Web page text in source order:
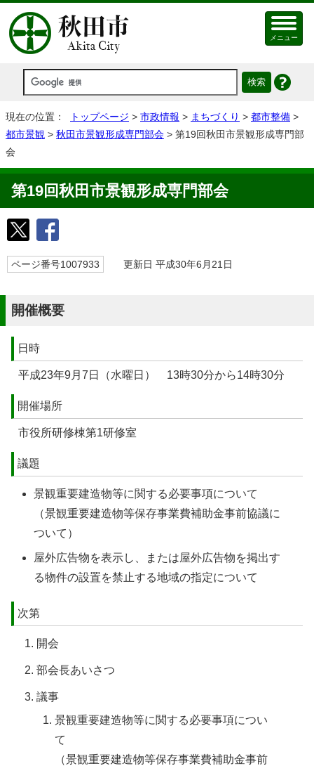
メニュー
現在の位置： トップページ > 市政情報 > まちづくり > 都市整備 >
都市景観 > 秋田市景観形成専門部会 > 第19回秋田市景観形成専門部
会
第19回秋田市景観形成専門部会
ページ番号1007933 更新日 平成30年6月21日
開催概要
日時
平成23年9月7日（水曜日） 13時30分から14時30分
開催場所
市役所研修棟第1研修室
議題
景観重要建造物等に関する必要事項について
（景観重要建造物等保存事業費補助金事前協議に
ついて）
屋外広告物を表示し、または屋外広告物を掲出す
る物件の設置を禁止する地域の指定について
次第
開会
部会長あいさつ
議事
景観重要建造物等に関する必要事項につい
て
（景観重要建造物等保存事業費補助金事前